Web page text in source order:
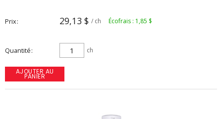
Prix 29,13 $ / ch Écofrais : 1,85 $
Quantité ch
AJOUTER AU
PANIER